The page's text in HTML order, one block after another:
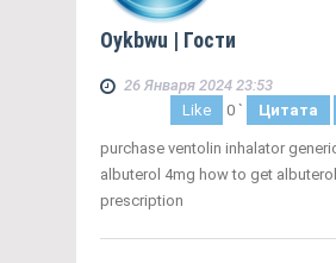
Oykbwu | Гости
26 Января 2024 23:53
Like
0 ` Цитата
purchase ventolin inhalator
albuterol 4mg how to get
prescription